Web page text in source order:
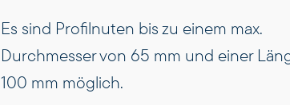
Es sind Profilnuten bis zu einem max.
Durchmesser von 65 mm und einer
100 mm möglich.